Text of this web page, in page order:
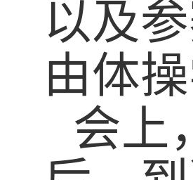
以及
由体
会上